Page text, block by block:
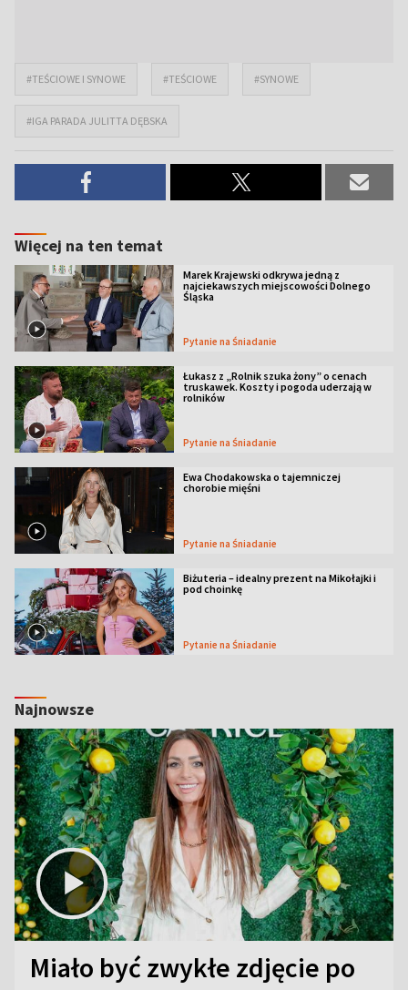
#TEŚCIOWE I SYNOWE #TEŚCIOWE #SYNOWE
#IGA PARADA JULITTA DĘBSKA
Więcej na ten temat
Marek Krajewski odkrywa jedną z
najciekawszych miejscowości Dolnego
Śląska
Pytanie na Śniadanie
Łukasz z „Rolnik szuka żony” o cenach
truskawek. Koszty i pogoda uderzają w
rolników
Pytanie na Śniadanie
Ewa Chodakowska o tajemniczej
chorobie mięśni
Pytanie na Śniadanie
Biżuteria – idealny prezent na Mikołajki i
pod choinkę
Pytanie na Śniadanie
Najnowsze
Miało być zwykłe zdjęcie po